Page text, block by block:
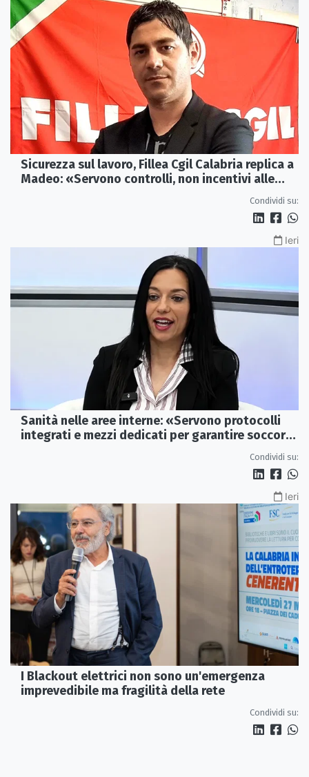
Sicurezza sul lavoro, Fillea Cgil Calabria replica a
Madeo: «Servono controlli, non incentivi alle
Condividi su:
Ieri
Sanità nelle aree interne: «Servono protocolli
integrati e mezzi dedicati per garantire soccorsi
Condividi su:
Ieri
I Blackout elettrici non sono un'emergenza
imprevedibile ma fragilità della rete
Condividi su: